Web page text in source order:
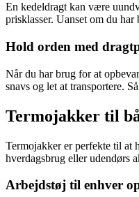
En kedeldragt kan være
prisklasser. Uanset om du
Hold orden med
Når du har brug for at
snavs og let at transportere.
Termojakker til
Termojakker er perfekte til at
hverdagsbrug eller udendørs
Arbejdstøj til enhver